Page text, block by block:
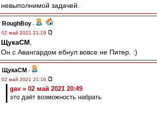
невыполнимой задачей.
RoughBoy -
02 май 2021 21:19
ЩукаСМ
Он с Авангардом ебнул вовсе не Питер. :)
ЩукаСМ -
02 май 2021 21:16
gav » 02 май 2021 20:49
это даёт возможность набрать